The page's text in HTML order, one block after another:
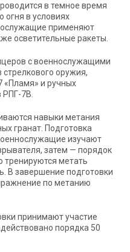
в темное время
огня в условиях
применяют
осветительные ракеты.
с военнослужащими
оружия,
«Пламя» и ручных
РПГ-7В.
навыки метания
гранат. Подготовка
изучают
затем — порядок
тренируются метать
В завершение подготовки
по метанию
принимают участие
порядка 50